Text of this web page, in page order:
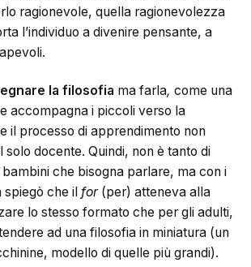
ragionevole, quella ragionevolezza
l’individuo a divenire pensante, a
la filosofia ma farla, come una
accompagna i piccoli verso la
il processo di apprendimento non
solo docente. Quindi, non è tanto di
che bisogna parlare, ma con i
che il for(per) atteneva alla
lo stesso formato che per gli adulti,
ad una filosofia in miniatura (un
modello di quelle più grandi).